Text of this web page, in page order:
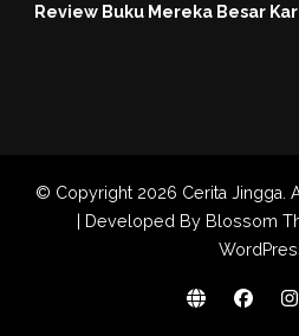
Review Buku Mereka Besar
© Copyright 2026 Cerita Jingga .
| Developed By Blossom